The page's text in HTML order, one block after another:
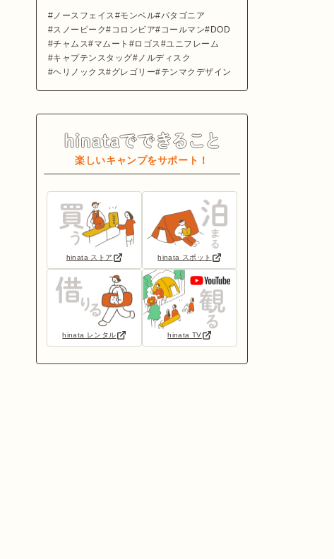
ノースフェイス モンベル パタゴニア
スノーピーク
コロンビア コールマン
DOD
チャムス
マムート ロゴス
ユニフレーム
キャプテンスタッグ
ノルディスク
ヘリノックス
グレゴリー テンマクデザイン
楽しいキャンプをサポート！
hinata ストア hinata スポット
hinata レンタル hinata TV